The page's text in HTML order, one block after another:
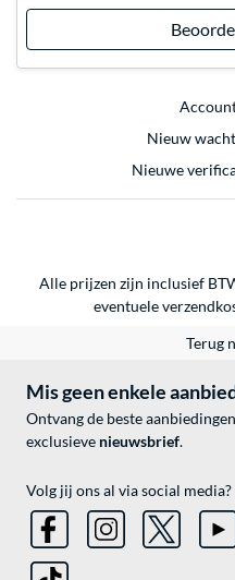
Nieuw
Nieuwe
Alle prijzen zijn inclusief
eventuele
Terug
Mis geen enkele
Ontvang de beste
exclusieve nieuwsbrief.
Volg jij ons al via social media?